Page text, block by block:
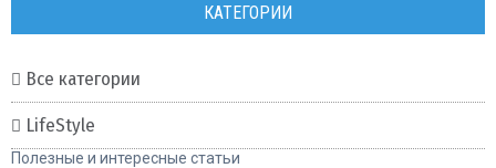
КАТЕГОРИИ
Все категории
LifeStyle
Полезные и интересные статьи